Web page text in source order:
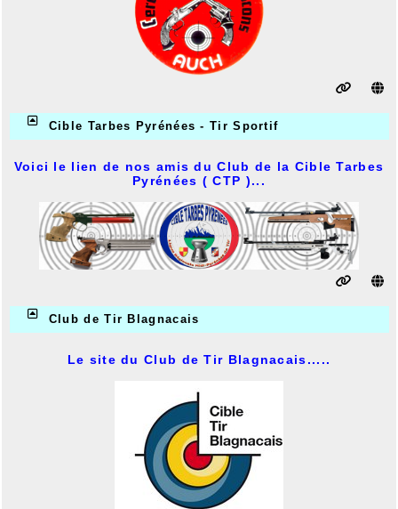
Cible Tarbes Pyrénées - Tir Sportif
Voici le lien de nos amis du Club de la Cible Tarbes
Pyrénées ( CTP )...
Club de Tir Blagnacais
Le site du Club de Tir Blagnacais.....